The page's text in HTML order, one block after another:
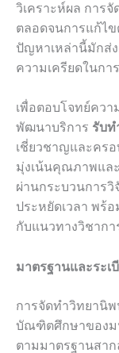
วิเคราะห์ผล การ
ตลอดจนการแก้ไ
ปัญหาเหล่านี้มักส่ง
ความเครียดในกา
เพื่อตอบโจทย์ควา
พัฒนาบริการ รับท
เชี่ยวชาญและคร
มุ่งเน้นคุณภาพแล
ผ่านกระบวนการวิ
ประหยัดเวลา พร้
กับแนวทางวิชาก
มาตรฐานและระเ
การจัดทำวิทยานิพ
บัณฑิตศึกษาของม
ตามมาตรฐานสาก